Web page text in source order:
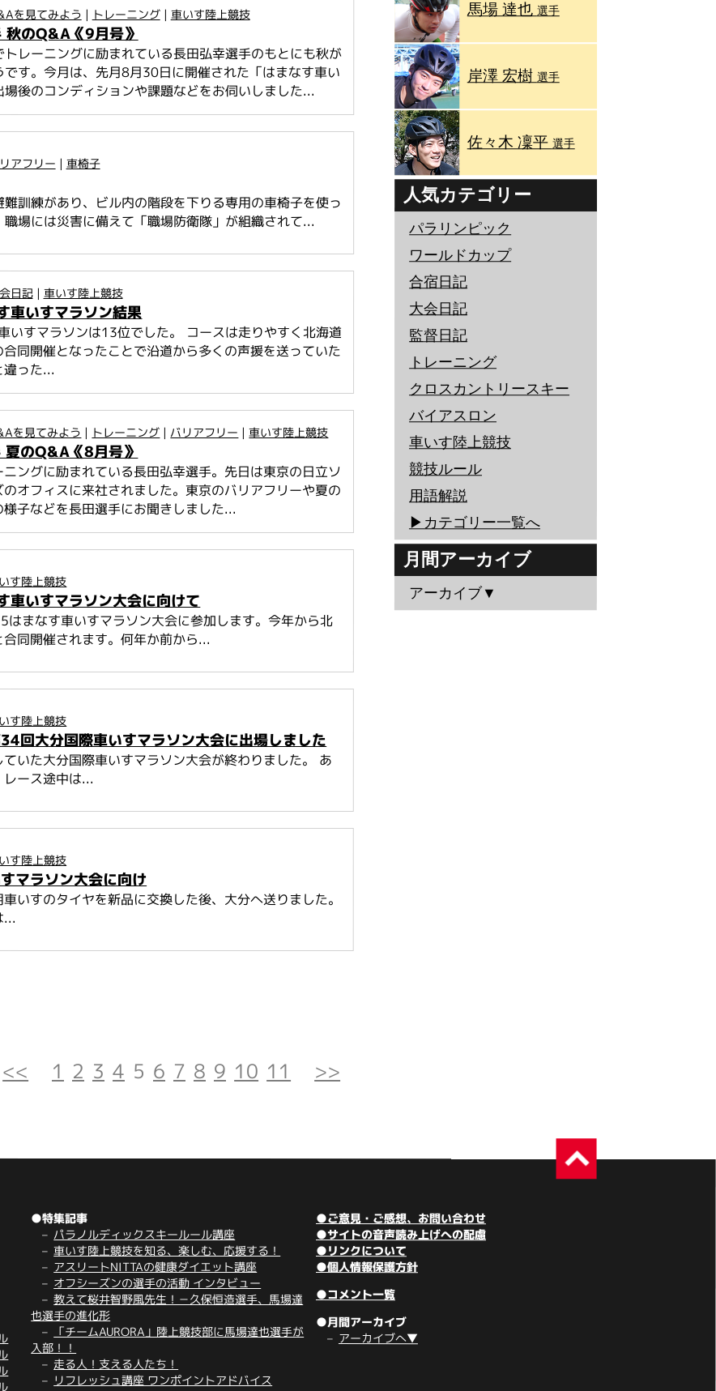
を見てみよう | トレーニング| 車いす陸上競技
秋のQ&A《9月号》
レーニングに励まれている長田弘幸選手のもとにも秋が
です。今月は、先月8月30日に開催された「はまなす車い
場後のコンディションや課題などをお伺いしました...
アフリー | 車椅子
訓練があり、ビル内の階段を下りる専用の車椅子を使っ
職場には災害に備えて「職場防衛隊」が組織されて...
日記| 車いす陸上競技
車いすマラソン結果
いすマラソンは13位でした。 コースは走りやすく北海道
同開催となったことで沿道から多くの声援を送っていた
違った...
を見てみよう | トレーニング | バリアフリー |車いす陸上競技
夏のQ&A《8月号》
ングに励まれている長田弘幸選手。先日は東京の日立ソ
のオフィスに来社されました。東京のバリアフリーや夏の
様子などを長田選手にお聞きしました...
す陸上競技
車いすマラソン大会に向けて
まなす車いすマラソン大会に参加します。今年から北
同開催されます。何年か前から...
す陸上競技
回大分国際車いすマラソン大会に出場しました
いた大分国際車いすマラソン大会が終わりました。 あ
ース途中は...
す陸上競技
マラソン大会に向け
いすのタイヤを新品に交換した後、大分へ送りました。
...
馬場 達也 選手
岸澤 宏樹 選手
佐々木 凜平 選手
人気カテゴリー
パラリンピック
ワールドカップ
合宿日記
大会日記
監督日記
トレーニング
クロスカントリースキー
バイアスロン
車いす陸上競技
競技ルール
用語解説
▶︎カテゴリー一覧へ
月間アーカイブ
アーカイブ▼
<< 1 2 3 4 5 6 7 8 9 10 11 >>
●特集記事
パラノルディックスキールール講座
車いす陸上競技を知る、楽しむ、応援する！
アスリートNITTAの健康ダイエット講座
オフシーズンの選手の活動 インタビュー
教えて桜井智野風先生！－久保恒造選手、馬場達
也選手の進化形
「チームAURORA」陸上競技部に馬場達也選手が
入部！！
走る人！支える人たち！
リフレッシュ講座 ワンポイントアドバイス
●ご意見・ご感想、お問い合わせ
●サイトの音声読み上げへの配慮
●リンクについて
●個人情報保護方針
●コメント一覧
●月間アーカイブ
アーカイブへ▼